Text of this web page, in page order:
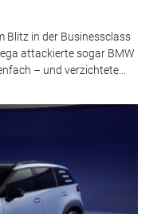
Blitz in der Businessclass
attackierte sogar BMW
– und verzichtete...